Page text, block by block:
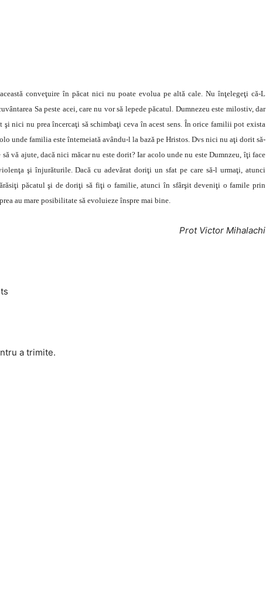
conveţuire în păcat nici nu poate evolua pe altă cale. Nu înţelegeţi că-L
Sa peste acei, care nu vor să lepede păcatul. Dumnezeu este milostiv, dar
şi nici nu prea încercaţi să schimbaţi ceva în acest sens. În orice familii pot exista
unde familia este întemeiată avându-l la bază pe Hristos. Dvs nici nu aţi dorit să-
vă ajute, dacă nici măcar nu este dorit? Iar acolo unde nu este Dumnzeu, îţi face
şi înjurăturile. Dacă cu adevărat doriţi un sfat pe care să-l urmaţi, atunci
păcatul şi de doriţi să fiţi o familie, atunci în sfârşit deveniţi o famile prin
au mare posibilitate să evoluieze înspre mai bine.
Prot Victor Mihalachi
a trimite.